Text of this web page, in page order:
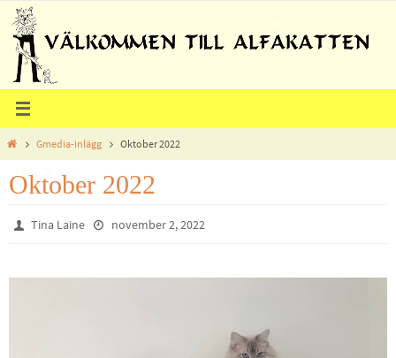
Hoppa
till
innehållet
HomeGmedia-inlägg Oktober 2022
Oktober 2022
Tina Laine november 2, 2022